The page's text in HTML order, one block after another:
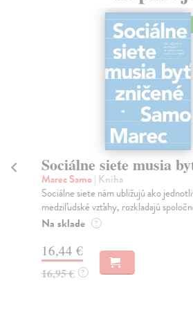
Sociálne siete musia
Marec Samo| Kniha
Sociálne siete nám ubližujú ako
medziľudské vzťahy, rozkladajú
Na sklade ?
16,44 €
16,95 € ?